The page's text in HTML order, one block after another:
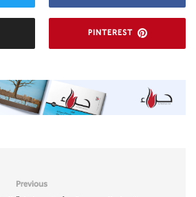
PINTEREST
Previous